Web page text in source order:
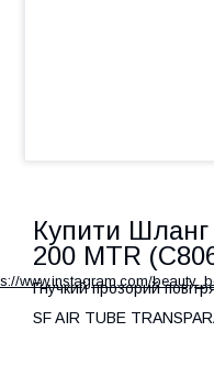
Купити
200 MTR
Гнучкий прозорий
SF AIR TUBE
www.instagram.com/